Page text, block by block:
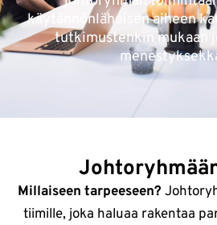
käytännönläheisen aiheen
tutkimustenkin mukaan
Millaiseen tarpeeseen?
tiimille, joka haluaa rakentaa